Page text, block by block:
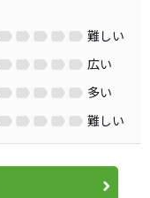
難しい
広い
多い
難しい